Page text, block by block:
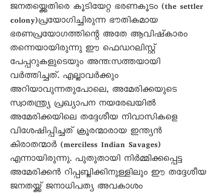
ജനതയ്ക്കെതിരെ കൂടിയേറ്റ ഭരണകൂടം (the settler
colony)പ്രയോഗിച്ചിരുന്ന ഭൗതികമായ
ഭരണപ്രയോഗത്തിന്റെ അതേ ആവിഷ്‌കാരം
തന്നെയായിരുന്നു ഈ ഫെഡറലിസ്റ്റ്
പേപ്പറുകളുടെയും അന്തഃസത്തയായി
വർത്തിച്ചത്. എല്ലാവർക്കും
അറിയാവുന്നതുപോലെ, അമേരിക്കയുടെ
സ്വാതന്ത്ര്യ പ്രഖ്യാപന നയരേഖയിൽ
അമേരിക്കയിലെ തദ്ദേശീയ നിവാസികളെ
വിശേഷിപ്പിച്ചത് ക്രൂരന്മാരായ ഇന്ത്യൻ
കിരാതന്മാർ (merciless Indian Savages)
എന്നായിരുന്നു. പുതുതായി നിർമ്മിക്കപ്പെട്ട
അമേരിക്കൻ റിപ്പബ്ലിക്കിനുള്ളിലും ഈ തദ്ദേശീയ
ജനതയ്ക്ക് ജനാധിപത്യ അവകാശം